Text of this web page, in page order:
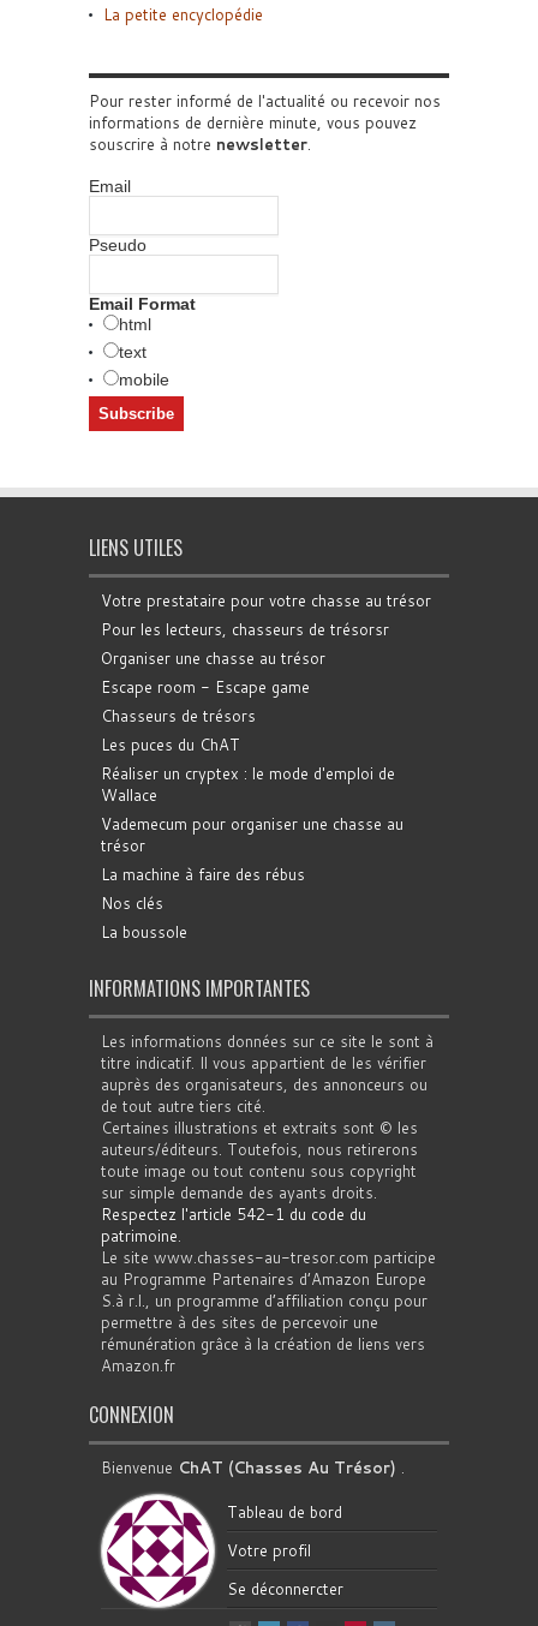
La petite encyclopédie
Pour rester informé de l'actualité ou recevoir nos
informations de dernière minute, vous pouvez
souscrire à notre newsletter.
Email
Pseudo
Email Format
html
text
mobile
LIENS UTILES
Votre prestataire pour votre chasse au trésor
Pour les lecteurs, chasseurs de trésorsr
Organiser une chasse au trésor
Escape room - Escape game
Chasseurs de trésors
Les puces du ChAT
Réaliser un cryptex : le mode d'emploi de
Wallace
Vademecum pour organiser une chasse au
trésor
La machine à faire des rébus
Nos clés
La boussole
INFORMATIONS IMPORTANTES
Les informations données sur ce site le sont à
titre indicatif. Il vous appartient de les vérifier
auprès des organisateurs, des annonceurs ou
de tout autre tiers cité.
Certaines illustrations et extraits sont © les
auteurs/éditeurs. Toutefois, nous retirerons
toute image ou tout contenu sous copyright
sur simple demande des ayants droits.
Respectez l'article 542-1 du code du
patrimoine.
Le site www.chasses-au-tresor.com participe
au Programme Partenaires d’Amazon Europe
S.à r.l., un programme d’affiliation conçu pour
permettre à des sites de percevoir une
rémunération grâce à la création de liens vers
Amazon.fr
CONNEXION
Bienvenue ChAT (Chasses Au Trésor) .
Tableau de bord
Votre profil
Se déconnercter